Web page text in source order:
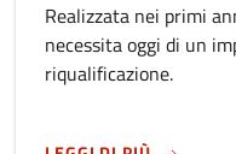
Realizzata nei primi
necessita oggi di un
riqualificazione.